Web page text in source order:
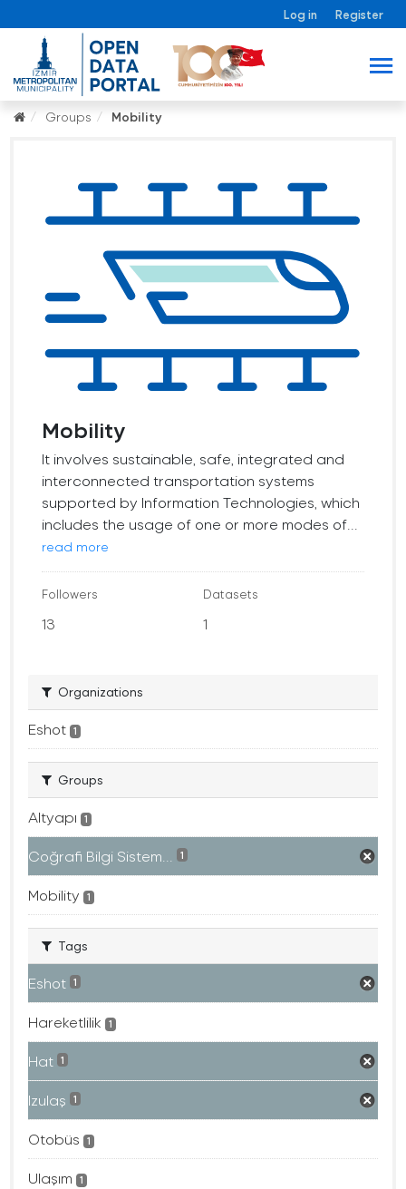
Log in Register
Groups Mobility
Mobility
It involves sustainable, safe, integrated and
interconnected transportation systems
supported by Information Technologies, which
includes the usage of one or more modes of...
read more
Followers
13
Datasets
1
Organizations
Eshot 1
Groups
Altyapı 1
Coğrafi Bilgi Sistem... 1
Mobility 1
Tags
Eshot 1
Hareketlilik 1
Hat 1
Izulaş 1
Otobüs 1
Ulaşım 1